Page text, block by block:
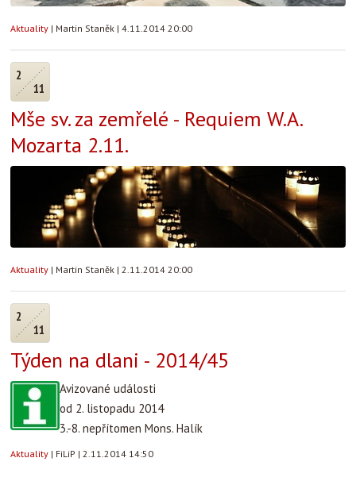
Aktuality | Martin Staněk | 4.11.2014 20:00
2
11
Mše sv. za zemřelé - Requiem W.A.
Mozarta 2.11.
Aktuality | Martin Staněk | 2.11.2014 20:00
2
11
Týden na dlani - 2014/45
Avizované události
od 2. listopadu 2014
3.-8. nepřítomen Mons. Halík
Aktuality | FiLiP | 2.11.2014 14:50